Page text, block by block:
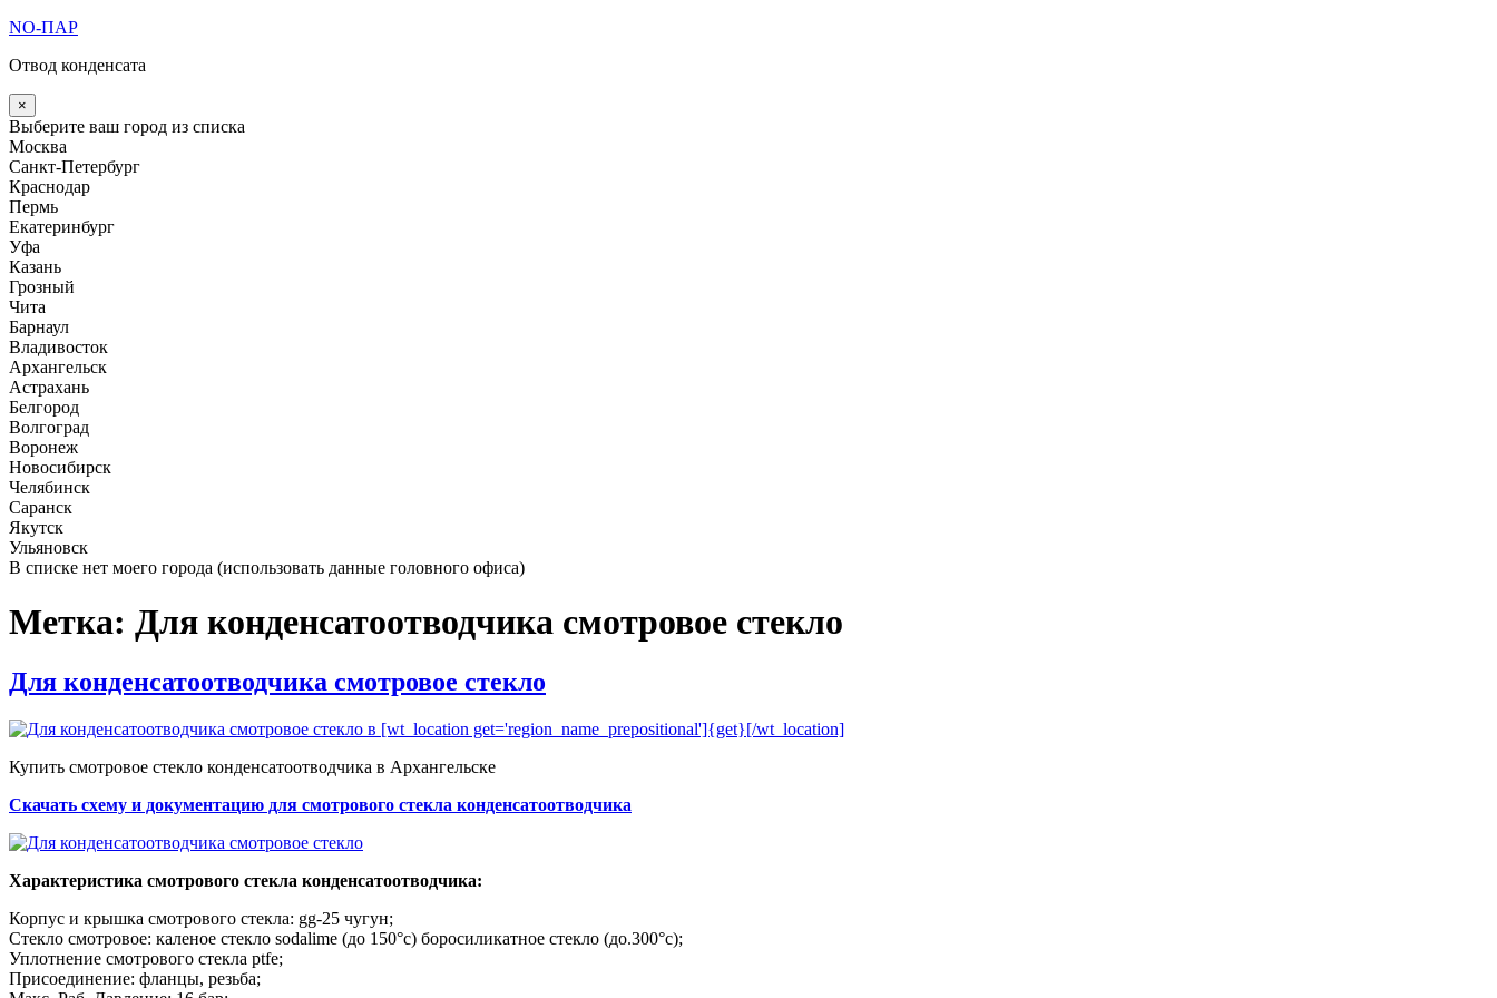
Перейти
содержимому
NO-ПАР
Отвод конденсата
×
Выберите ваш город из списка
Москва
Санкт-Петербург
Краснодар
Пермь
Екатеринбург
Уфа
Казань
Грозный
Чита
Барнаул
Владивосток
Архангельск
Астрахань
Белгород
Волгоград
Воронеж
Новосибирск
Челябинск
Саранск
Якутск
Ульяновск
В списке нет моего города (использовать данные головного офиса)
Метка: Для конденсатоотводчика смотровое стекло
Опубликовано
Для конденсатоотводчика смотровое стекло
Купить смотровое стекло конденсатоотводчика в Архангельске
Скачать схему и документацию для смотрового стекла конденсатоотводчика
Характеристика смотрового стекла конденсатоотводчика:
Корпус и крышка смотрового стекла: gg-25 чугун;
Стекло смотровое: каленое стекло sodalime (до 150°c) боросиликатное стекло (до.300°c);
Уплотнение смотрового стекла ptfe;
Присоединение: фланцы, резьба;